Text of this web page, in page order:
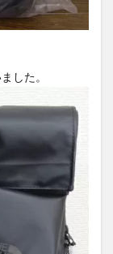
した。